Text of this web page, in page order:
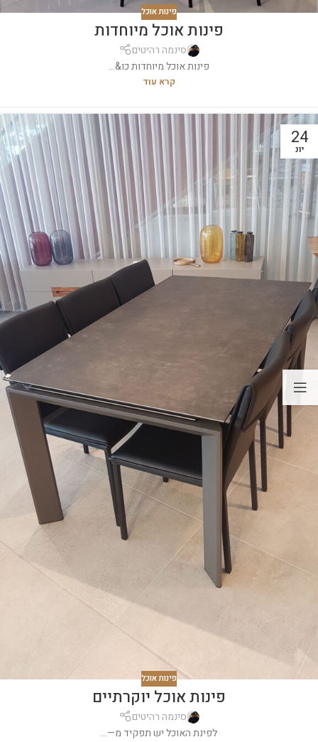
פינות אוכל
פינות אוכל מיוחדות
סינמה רהיטים
פינות אוכל מיוחדות כו&...
קרא עוד
24
יונ
פינות אוכל
פינות אוכל יוקרתיים
סינמה רהיטים
לפינת האוכל יש תפקיד מ—...